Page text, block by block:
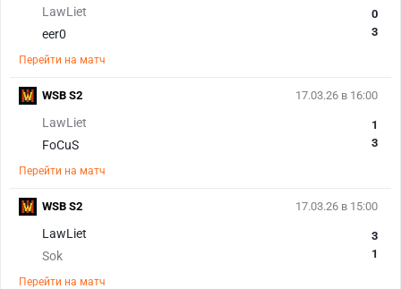
LawLiet
eer0
0
3
Перейти на матч
17.03.26 в 16:00
LawLiet
FoCuS
1
3
Перейти на матч
WSB S2
17.03.26 в 15:00
LawLiet
Sok
3
1
Перейти на матч
WSB S2